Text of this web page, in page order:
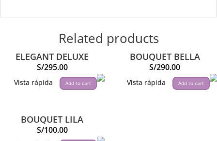
Related products
ELEGANT DELUXE
S/295.00
Vista rápida Add to cart
BOUQUET BELLA
S/290.00
Vista rápida Add to cart
BOUQUET LILA
S/100.00